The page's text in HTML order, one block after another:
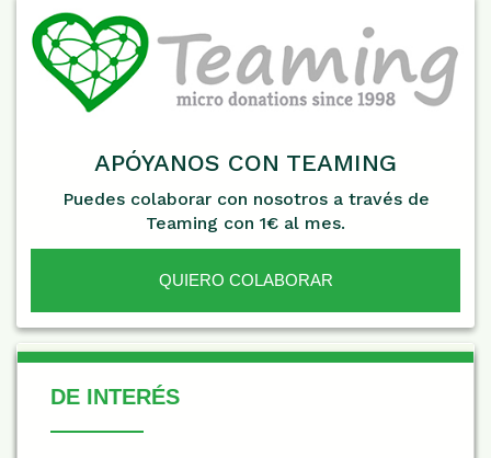
APÓYANOS CON TEAMING
Puedes colaborar con nosotros a través de
Teaming con 1€ al mes.
QUIERO COLABORAR
De Interés
DE INTERÉS